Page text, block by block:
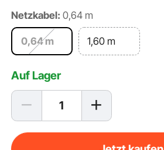
Netzkabel: 0,64 m
0,64 m 1,60 m
Auf Lager